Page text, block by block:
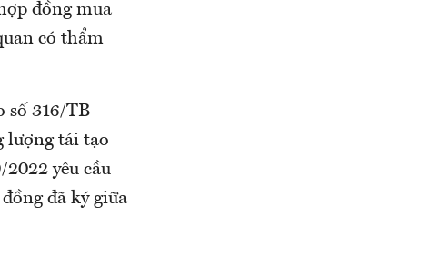
đồng mua
có thẩm
số 316/TB
lượng tái tạo
yêu cầu
đã ký giữa